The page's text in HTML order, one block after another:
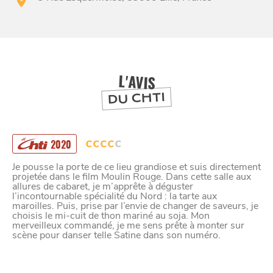
L'AVIS
DU CHTI
2020
Je pousse la porte de ce lieu grandiose et suis directement
projetée dans le film Moulin Rouge. Dans cette salle aux
allures de cabaret, je m’apprête à déguster
l’incontournable spécialité du Nord : la tarte aux
maroilles. Puis, prise par l’envie de changer de saveurs, je
choisis le mi-cuit de thon mariné au soja. Mon
merveilleux commandé, je me sens prête à monter sur
scène pour danser telle Satine dans son numéro.
LILLE
ET SA RÉGION
DEPUIS 1973